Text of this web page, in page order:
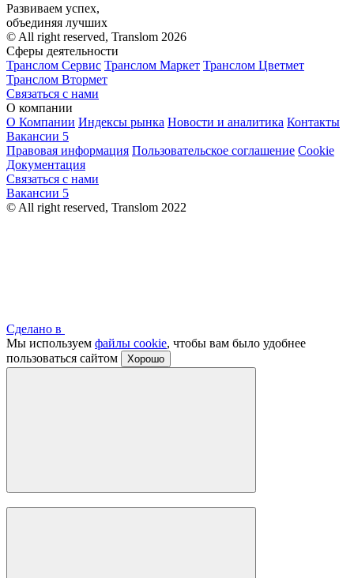
Развиваем успех,
объединяя лучших
© All right reserved, Translom 2026
Сферы деятельности
Транслом Сервис Транслом Маркет Транслом Цветмет
Транслом Втормет
Связаться с нами
О компании
О Компании Индексы рынка Новости и аналитика Контакты
Вакансии 5
Правовая информация Пользовательское соглашение Cookie
Документация
Связаться с нами
Вакансии 5
© All right reserved, Translom 2022
Сделано в
Мы используем файлы cookie, чтобы вам было удобнее
пользоваться сайтом
Хорошо